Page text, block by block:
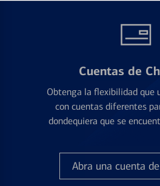
Cuentas de
Obtenga la flexibilidad que
con cuentas diferentes
dondequiera que se
Abra una cuenta